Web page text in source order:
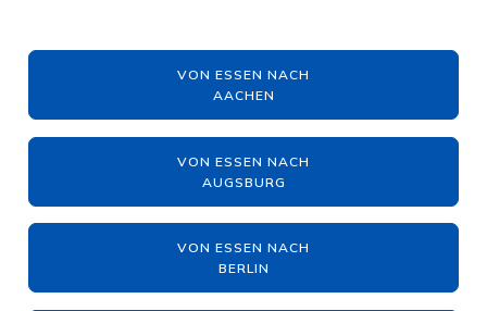
VON ESSEN NACH
AACHEN
VON ESSEN NACH
AUGSBURG
VON ESSEN NACH
BERLIN